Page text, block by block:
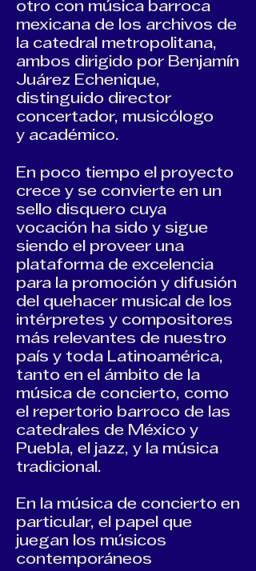
otro con música barroca
mexicana de los archivos de
la catedral metropolitana,
ambos dirigido por Benjamín
Juárez Echenique,
distinguido director
concertador, musicólogo
y académico.
En poco tiempo el proyecto
crece y se convierte en un
sello disquero cuya
vocación ha sido y sigue
siendo el proveer una
plataforma de excelencia
para la promoción y difusión
del quehacer musical de los
intérpretes y compositores
más relevantes de nuestro
país y toda Latinoamérica,
tanto en el ámbito de la
música de concierto, como
el repertorio barroco de las
catedrales de México y
Puebla, el jazz, y la música
tradicional.
En la música de concierto en
particular, el papel que
juegan los músicos
contemporáneos